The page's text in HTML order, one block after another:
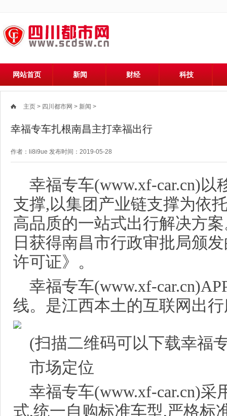
网站首页 新闻 财经 科技
主页 > 四川都市网 > 新闻 >
幸福专车扎根南昌主打幸福出行
作者：li8i9ue 发布时间：2019-05-28
幸福专车(www.xf-car.cn)
支撑,以集团产业链支撑为依
高品质的一站式出行解决方
日获得南昌市行政审批局颁
许可证》。
幸福专车(www.xf-
线。是江西本土的互联网出
(扫描二维码可以下载幸福
市场定位
幸福专车(www.xf-car.cn)采
式,统一自购标准车型,严格标